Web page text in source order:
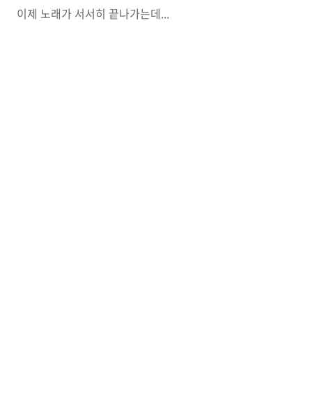
이제 노래가 서서히 끝나가는데...